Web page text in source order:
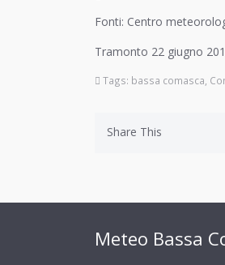
Fonti: Centro
Tramonto 22 giugno
Tags: bassa comasca
Share This
Meteo Bassa